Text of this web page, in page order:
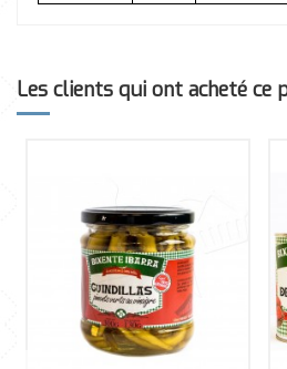
Les clients qui ont acheté ce